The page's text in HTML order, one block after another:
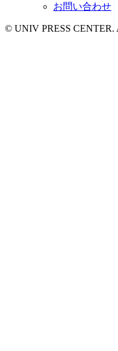
お問い合わせ
© UNIV PRESS CENTER.